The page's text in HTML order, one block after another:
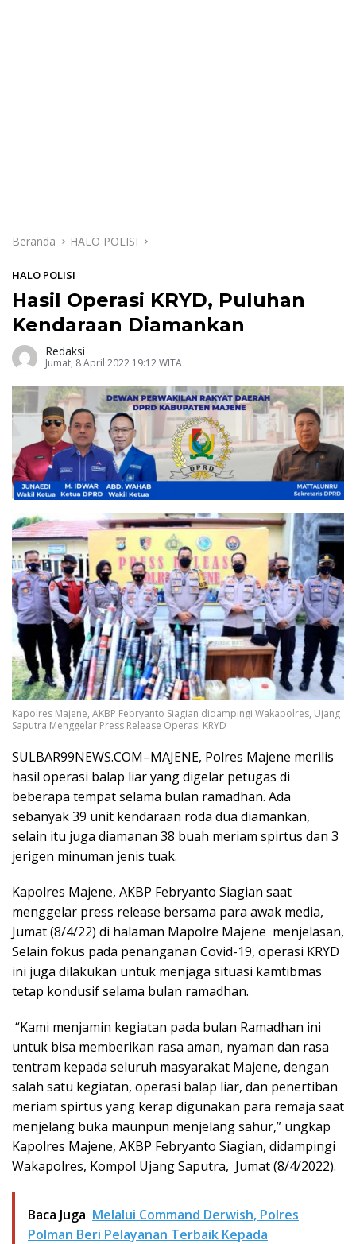
Beranda HALO POLISI
HALO POLISI
Hasil Operasi KRYD, Puluhan
Kendaraan Diamankan
Redaksi
Jumat, 8 April 2022 19:12 WITA
Kapolres Majene, AKBP Febryanto Siagian didampingi Wakapolres, Ujang
Saputra Menggelar Press Release Operasi KRYD
SULBAR99NEWS.COM–MAJENE, Polres Majene merilis
hasil operasi balap liar yang digelar petugas di
beberapa tempat selama bulan ramadhan. Ada
sebanyak 39 unit kendaraan roda dua diamankan,
selain itu juga diamanan 38 buah meriam spirtus dan 3
jerigen minuman jenis tuak.
Kapolres Majene, AKBP Febryanto Siagian saat
menggelar press release bersama para awak media,
Jumat (8/4/22) di halaman Mapolre Majene menjelasan,
Selain fokus pada penanganan Covid-19, operasi KRYD
ini juga dilakukan untuk menjaga situasi kamtibmas
tetap kondusif selama bulan ramadhan.
“Kami menjamin kegiatan pada bulan Ramadhan ini
untuk bisa memberikan rasa aman, nyaman dan rasa
tentram kepada seluruh masyarakat Majene, dengan
salah satu kegiatan, operasi balap liar, dan penertiban
meriam spirtus yang kerap digunakan para remaja saat
menjelang buka maunpun menjelang sahur,” ungkap
Kapolres Majene, AKBP Febryanto Siagian, didampingi
Wakapolres, Kompol Ujang Saputra, Jumat (8/4/2022).
Baca Juga Melalui Command Derwish, Polres
Polman Beri Pelayanan Terbaik Kepada